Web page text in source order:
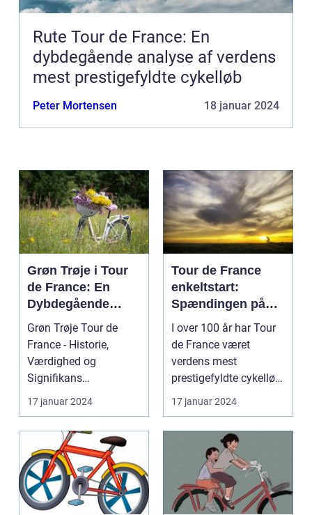
Rute Tour de France: En
dybdegående analyse af verdens
mest prestigefyldte cykelløb
Peter Mortensen 18 januar 2024
Grøn Trøje i Tour
de France: En
Dybdegående
Gennemgang
Grøn Trøje Tour de
France - Historie,
Værdighed og
Signifikans
Introduktion til Grøn
Trøje Tour de...
17 januar 2024
Tour de France
enkeltstart:
Spændingen på
den ensomme vej
I over 100 år har Tour
de France været
verdens mest
prestigefyldte cykelløb,
og en af de mest
særlig...
17 januar 2024